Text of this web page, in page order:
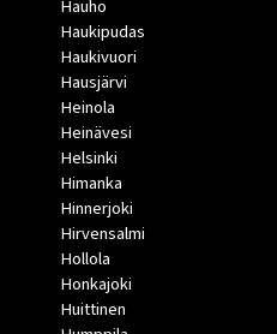
Hauho
Haukipudas
Haukivuori
Hausjärvi
Heinola
Heinävesi
Helsinki
Himanka
Hinnerjoki
Hirvensalmi
Hollola
Honkajoki
Huittinen